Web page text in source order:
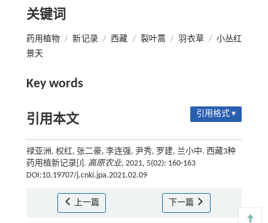
关键词
药用植物 / 新记录 / 西藏 / 裂叶蒿 / 羽衣草 / 小丛红
景天
Key words
引用本文 引用格式 ▾
禄亚洲, 权红, 张二豪, 李连强, 尹秀, 罗建, 兰小中. 西藏3种
药用植新记录[J]. 高原农业, 2021, 5(02): 160-163
DOI:10.19707/j.cnki.jpa.2021.02.09
上一篇 下一篇